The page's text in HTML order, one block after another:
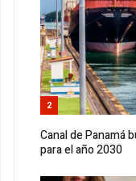
2
Canal de Panamá
para el año 2030